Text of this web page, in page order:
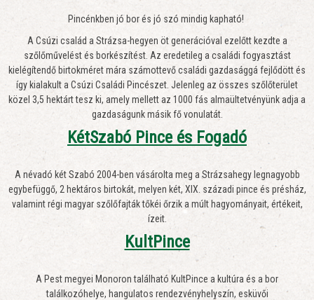
Pincénkben jó bor és jó szó mindig kapható!
A Csúzi család a Strázsa-hegyen öt generációval ezelőtt kezdte a
szőlőművelést és borkészítést. Az eredetileg a családi fogyasztást
kielégítendő birtokméret mára számottevő családi gazdasággá fejlődött és
így kialakult a Csúzi Családi Pincészet. Jelenleg az összes szőlőterület
közel 3,5 hektárt tesz ki, amely mellett az 1000 fás almaültetvényünk adja a
gazdaságunk másik fő vonulatát.
KétSzabó Pince és Fogadó
A névadó két Szabó 2004-ben vásárolta meg a Strázsahegy legnagyobb
egybefüggő, 2 hektáros birtokát, melyen két, XIX. századi pince és présház,
valamint régi magyar szőlőfajták tőkéi őrzik a múlt hagyományait, értékeit,
ízeit.
KultPince
A Pest megyei Monoron található KultPince a kultúra és a bor
találkozóhelye, hangulatos rendezvényhelyszín, esküvői